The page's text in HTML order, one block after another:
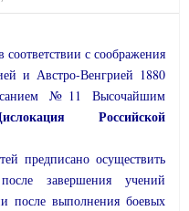
с соображения
и Австро-Венгрией 1880
№11 Высочайшим
Российской
предписано осуществить
завершения учений
после выполнения боевых